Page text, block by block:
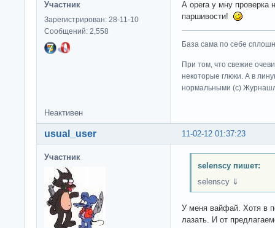
Участник
Зарегистрирован: 28-11-10
Сообщений: 2,558
А opera у мну проверка
паршивости!
База сама по себе
При том, что свежие
некоторые глюки. А в
нормальными (c)
Неактивен
11-02-12 01:37:23
usual_user
Участник
selenscy пишет:
selenscy ⇓
У меня вайфай. Хотя в
лазать. И от